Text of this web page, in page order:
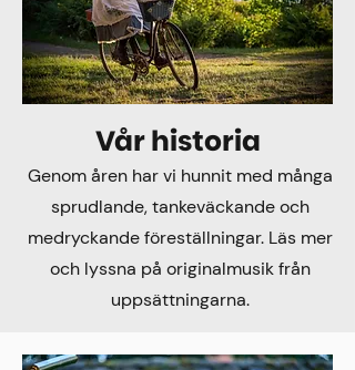
Vår historia
Genom åren har vi hunnit med många
sprudlande, tankeväckande och
medryckande föreställningar. Läs mer
och lyssna på originalmusik från
uppsättningarna.